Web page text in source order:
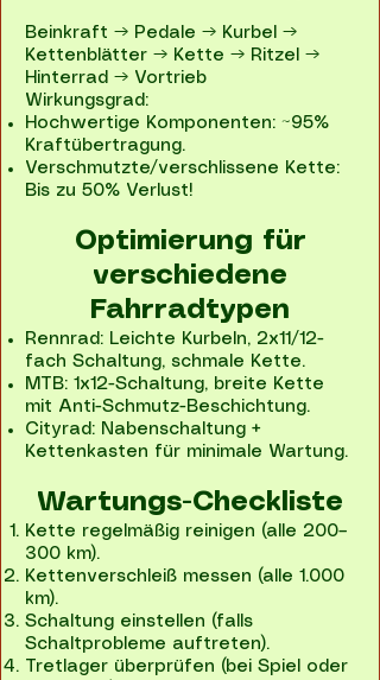
Beinkraft → Pedale → Kurbel →
Kettenblätter → Kette → Ritzel →
Hinterrad → Vortrieb
Wirkungsgrad:
Hochwertige Komponenten: ~95%
Kraftübertragung.
Verschmutzte/verschlissene Kette:
Bis zu 50% Verlust!
Optimierung für
verschiedene
Fahrradtypen​
Rennrad: Leichte Kurbeln, 2x11/12-
fach Schaltung, schmale Kette.
MTB: 1x12-Schaltung, breite Kette
mit Anti-Schmutz-Beschichtung.
Cityrad: Nabenschaltung +
Kettenkasten für minimale Wartung.
Wartungs-Checkliste​
Kette regelmäßig reinigen (alle 200–
300 km).
Kettenverschleiß messen (alle 1.000
km).
Schaltung einstellen (falls
Schaltprobleme auftreten).
Tretlager überprüfen (bei Spiel oder